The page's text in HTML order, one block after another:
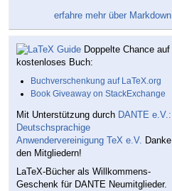
erfahre mehr über Markdown
Doppelte Chance auf
kostenloses Buch:
Buchverschenkung auf LaTeX.org
Book Giveaway on StackExchange
Mit Unterstützung durch DANTE e.V.:
Deutschsprachige
Anwendervereinigung TeX e.V. Danke
den Mitgliedern!
LaTeX-Bücher als Willkommens-
Geschenk für DANTE Neumitglieder.